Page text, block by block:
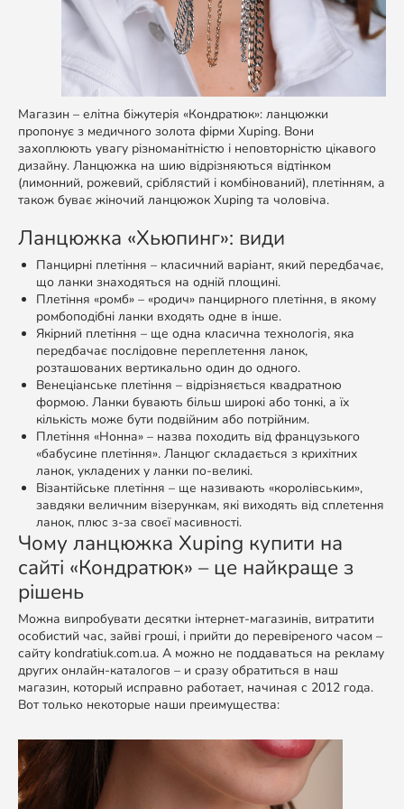
Магазин – елітна біжутерія «Кондратюк»: ланцюжки
пропонує з медичного золота фірми Xuping. Вони
захоплюють увагу різноманітністю і неповторністю цікавого
дизайну. Ланцюжка на шию відрізняються відтінком
(лимонний, рожевий, сріблястий і комбінований), плетінням, а
також буває жіночий ланцюжок Xuping та чоловіча.
Ланцюжка «Хьюпинг»: види
Панцирні плетіння – класичний варіант, який передбачає,
що ланки знаходяться на одній площині.
Плетіння «ромб» – «родич» панцирного плетіння, в якому
ромбоподібні ланки входять одне в інше.
Якірний плетіння – ще одна класична технологія, яка
передбачає послідовне переплетення ланок,
розташованих вертикально один до одного.
Венеціанське плетіння – відрізняється квадратною
формою. Ланки бувають більш широкі або тонкі, а їх
кількість може бути подвійним або потрійним.
Плетіння «Нонна» – назва походить від французького
«бабусине плетіння». Ланцюг складається з крихітних
ланок, укладених у ланки по-великі.
Візантійське плетіння – ще називають «королівським»,
завдяки величним візерункам, які виходять від сплетення
ланок, плюс з-за своєї масивності.
Чому ланцюжка Xuping купити на
сайті «Кондратюк» – це найкраще з
рішень
Можна випробувати десятки інтернет-магазинів, витратити
особистий час, зайві гроші, і прийти до перевіреного часом –
сайту kondratiuk.com.ua. А можно не поддаваться на рекламу
других онлайн-каталогов – и сразу обратиться в наш
магазин, который исправно работает, начиная с 2012 года.
Вот только некоторые наши преимущества: